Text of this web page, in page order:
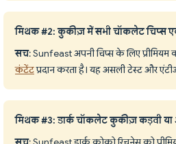
मिथक #2: कुकीज़ में सभी चॉकलेट चिप्स
सच: Sunfeast अपनी चिप्स के लिए
कंटेंटप्रदान करता है। यह असली टेस्ट और
मिथक #3: डार्क चॉकलेट कुकीज़ कड़वी या